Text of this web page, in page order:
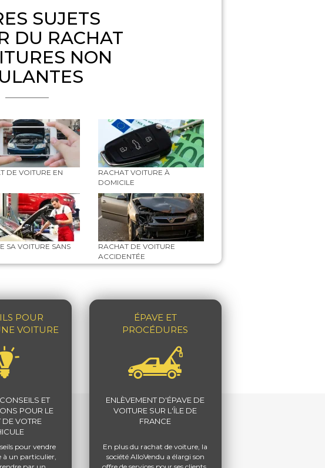
SUJETS
DU RACHAT
NON
DE VOITURE EN
RACHAT VOITURE À
DOMICILE
SA VOITURE SANS
RACHAT DE VOITURE
ACCIDENTÉE
POUR
VOITURE
ET
POUR LE
DE VOTRE
pour vendre
à un particulier,
ÉPAVE ET
PROCÉDURES
ENLÈVEMENT D'ÉPAVE DE
VOITURE SUR L'ÎLE DE
FRANCE
En plus du rachat de voiture, la
société AlloVendu a élargi son